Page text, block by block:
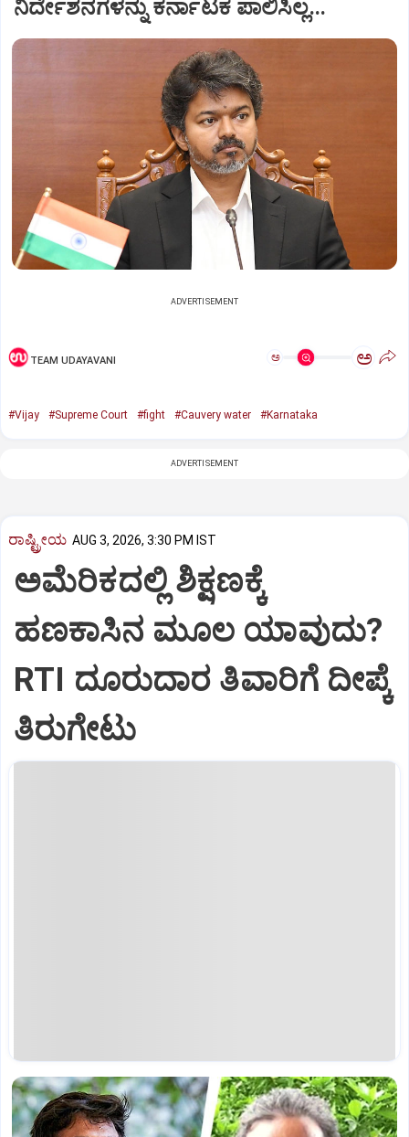
ನಿರ್ದೇಶನಗಳನ್ನು ಕರ್ನಾಟಕ ಪಾಲಿಸಿಲ್ಲ...
ADVERTISEMENT
TEAM UDAYAVANI ಅ ಅ
#Vijay #Supreme Court #fight #Cauvery water #Karnataka
ADVERTISEMENT
ರಾಷ್ಟ್ರೀಯ AUG 3, 2026, 3:30 PM IST
ಅಮೆರಿಕದಲ್ಲಿ ಶಿಕ್ಷಣಕ್ಕೆ
ಹಣಕಾಸಿನ ಮೂಲ ಯಾವುದು?
RTI ದೂರುದಾರ ತಿವಾರಿಗೆ ದೀಪ್ಕೆ
ತಿರುಗೇಟು